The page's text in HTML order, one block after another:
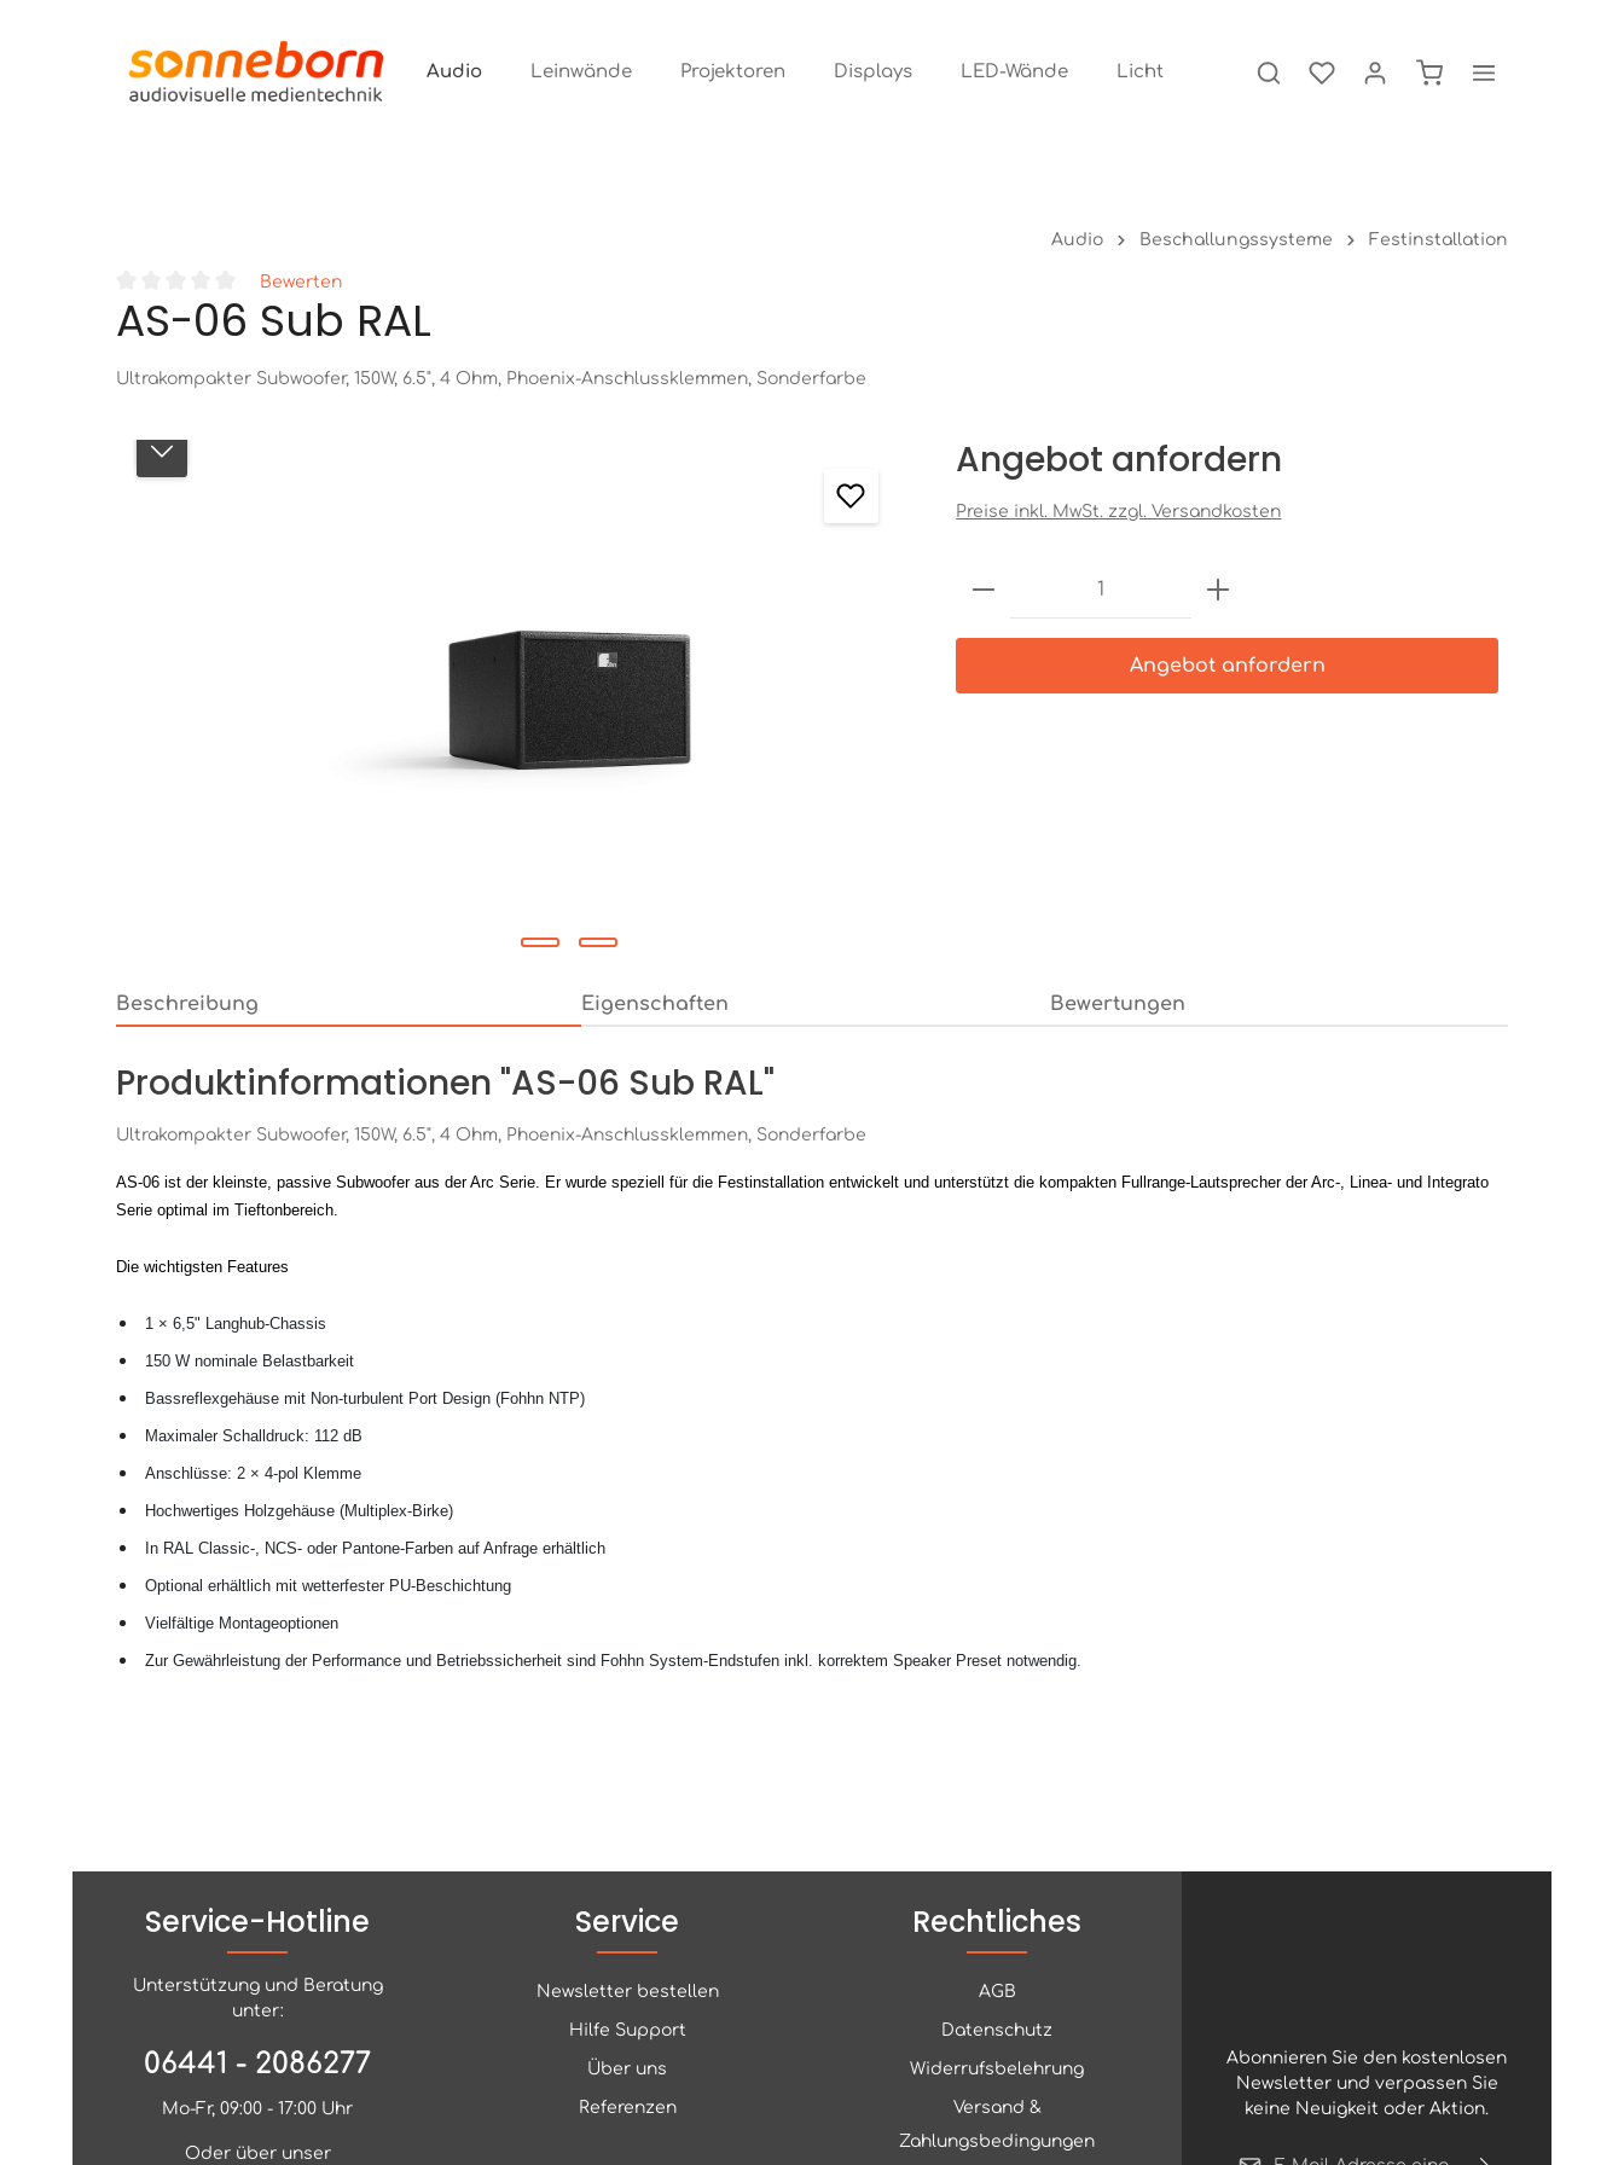
Audio Leinwände Projektoren Displays LED-Wände Licht
Audio Beschallungssysteme Festinstallation
Durchschnittliche Bewertung von 0 von 5 Sternen
Bewerten
AS-06 Sub RAL
Ultrakompakter Subwoofer, 150W, 6.5", 4 Ohm, Phoenix-Anschlussklemmen, Sonderfarbe
Angebot anfordern
Preise inkl. MwSt. zzgl. Versandkosten
Produkt Anzahl: Gib den gewünschten
Angebot anfordern
Beschreibung Eigenschaften Bewertungen
Produktinformationen "AS-06 Sub RAL"
Ultrakompakter Subwoofer, 150W, 6.5", 4 Ohm, Phoenix-Anschlussklemmen, Sonderfarbe
AS-06 ist der kleinste, passive Subwoofer aus der Arc Serie. Er wurde speziell für die Festinstallation entwickelt und unterstützt die kompakten Fullrange-Lautsprecher der Arc-, Linea- und Integrato
Serie optimal im Tieftonbereich.
Die wichtigsten Features
1 × 6,5" Langhub-Chassis
150 W nominale Belastbarkeit
Bassreflexgehäuse mit Non-turbulent Port Design (Fohhn NTP)
Maximaler Schalldruck: 112 dB
Anschlüsse: 2 × 4-pol Klemme
Hochwertiges Holzgehäuse (Multiplex-Birke)
In RAL Classic-, NCS- oder Pantone-Farben auf Anfrage erhältlich
Optional erhältlich mit wetterfester PU-Beschichtung
Vielfältige Montageoptionen
Zur Gewährleistung der Performance und Betriebssicherheit sind Fohhn System-Endstufen inkl. korrektem Speaker Preset notwendig.
Abonnieren Sie den kostenlosen
Newsletter und verpassen Sie
keine Neuigkeit oder Aktion.
Service-Hotline
Unterstützung und Beratung
unter:
06441 - 2086277
Mo-Fr, 09:00 - 17:00 Uhr
Oder über unser
Service
Newsletter bestellen
Hilfe Support
Über uns
Referenzen
Rechtliches
AGB
Datenschutz
Widerrufsbelehrung
Versand &
Zahlungsbedingungen